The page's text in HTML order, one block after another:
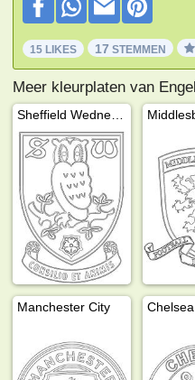
15 LIKES 17 STEMMEN
Meer kleurplaten van
Manchester City